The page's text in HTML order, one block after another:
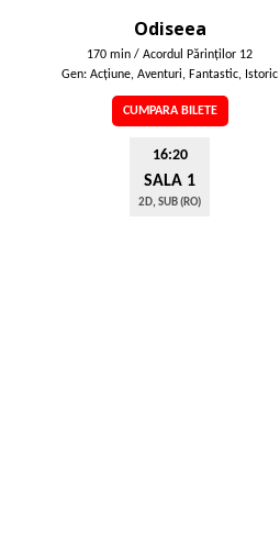
Odiseea
170 min / Acordul Părinţilor 12
Gen: Acţiune, Aventuri, Fantastic, Istoric
CUMPARA BILETE
16:20
SALA 1
2D, SUB (RO)